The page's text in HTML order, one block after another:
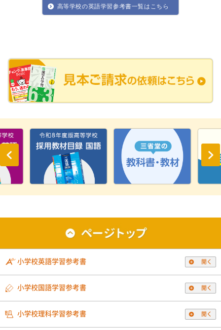
高等学校の英語学習参考書一覧はこちら
小学校英語学習参考書 開く
小学校国語学習参考書 開く
小学校理科学習参考書 開く